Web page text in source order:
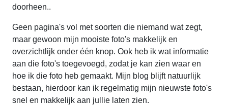
doorheen..
Geen pagina's vol met soorten die niemand wat zegt,
maar gewoon mijn mooiste foto's makkelijk en
overzichtlijk onder één knop. Ook heb ik wat informatie
aan die foto's toegevoegd, zodat je kan zien waar en
hoe ik die foto heb gemaakt. Mijn blog blijft natuurlijk
bestaan, hierdoor kan ik regelmatig mijn nieuwste foto's
snel en makkelijk aan jullie laten zien.